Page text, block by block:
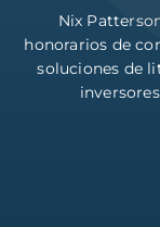
Nix
honorarios de
soluciones de